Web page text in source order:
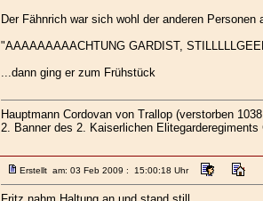
Der Fähnrich war sich wohl der anderen
"AAAAAAAAACHTUNG GARDIST,
...dann ging er zum Frühstück
Hauptmann Cordovan von Trallop (verstorben
2. Banner des 2. Kaiserlichen
Erstellt am: 03 Feb 2009 : 15:00:18 Uhr